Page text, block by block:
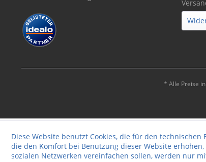
* Alle Preise
Diese Website benutzt Cookies, die für den
die den Komfort bei Benutzung dieser Website
sozialen Netzwerken vereinfachen sollen, werden nur